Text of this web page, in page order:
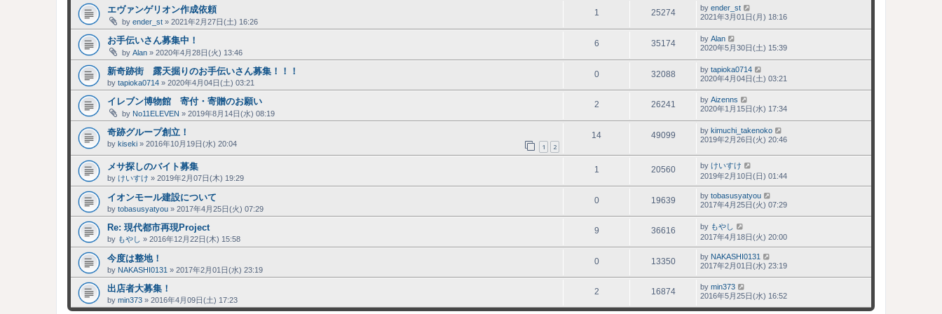
エヴァンゲリオン作成依頼
by ender_st » 2021年2月27日(土) 16:26
1 25274 by ender_st
2021年3月01日(月) 18:16
お手伝いさん募集中！
by Alan » 2020年4月28日(火) 13:46
6 35174 by Alan
2020年5月30日(土) 15:39
新奇跡街 露天掘りのお手伝いさん募集！！！
by tapioka0714 » 2020年4月04日(土) 03:21
0 32088 by tapioka0714
2020年4月04日(土) 03:21
イレブン博物館 寄付・寄贈のお願い
by No11ELEVEN » 2019年8月14日(水) 08:19
2 26241 by Aizenns
2020年1月15日(水) 17:34
奇跡グループ創立！
by kiseki » 2016年10月19日(水) 20:04 1 2
14 49099 by kimuchi_takenoko
2019年2月26日(火) 20:46
メサ探しのバイト募集
by けいすけ » 2019年2月07日(木) 19:29
1 20560 by けいすけ
2019年2月10日(日) 01:44
イオンモール建設について
by tobasusyatyou » 2017年4月25日(火) 07:29
0 19639 by tobasusyatyou
2017年4月25日(火) 07:29
Re: 現代都市再現Project
by もやし » 2016年12月22日(木) 15:58
9 36616 by もやし
2017年4月18日(火) 20:00
今度は整地！
by NAKASHI0131 » 2017年2月01日(水) 23:19
0 13350 by NAKASHI0131
2017年2月01日(水) 23:19
出店者大募集！
by min373 » 2016年4月09日(土) 17:23
2 16874 by min373
2016年5月25日(水) 16:52